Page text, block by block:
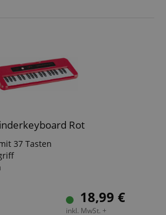
Rot
37 Tasten
oder Batterien möglich
und 10 Demosongs
18,99 €
inkl. MwSt. +